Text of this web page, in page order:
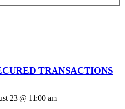
TRANSACTIONS
23 @ 11:00 am